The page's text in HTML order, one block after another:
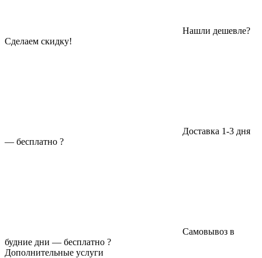
Нашли дешевле?
Сделаем скидку!
Доставка 1-3 дня
— бесплатно ?
Самовывоз в
будние дни — бесплатно ?
Дополнительные услуги